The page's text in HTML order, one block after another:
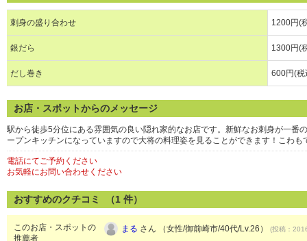
刺身の盛り合わせ 1200円(
銀だら 1300円(
だし巻き 600円(税
お店・スポットからのメッセージ
駅から徒歩5分位にある雰囲気の良い隠れ家的なお店です。新鮮なお刺身が一番
ープンキッチンになっていますので大将の料理姿を見ることができます！こわ
電話にてご予約ください
お気軽にお問い合わせください
おすすめのクチコミ （1 件）
このお店・スポットの
推薦者
まる さん （女性/御前崎市/40代/Lv.26） (投稿：